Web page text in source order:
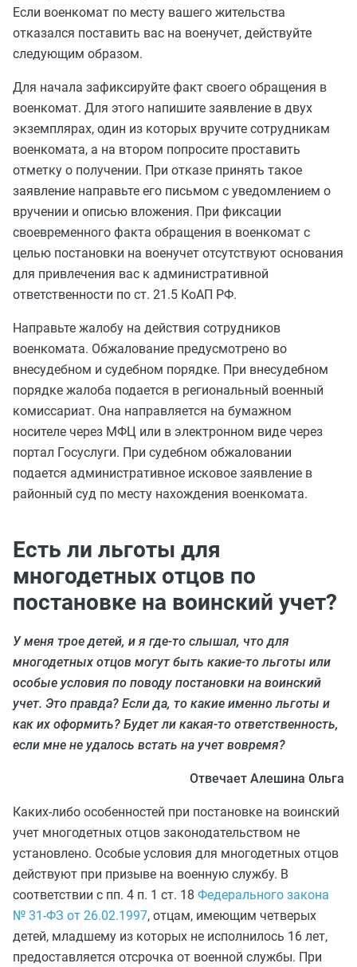
Если военкомат по месту вашего жительства
отказался поставить вас на военучет, действуйте
следующим образом.
Для начала зафиксируйте факт своего обращения в
военкомат. Для этого напишите заявление в двух
экземплярах, один из которых вручите сотрудникам
военкомата, а на втором попросите проставить
отметку о получении. При отказе принять такое
заявление направьте его письмом с уведомлением о
вручении и описью вложения. При фиксации
своевременного факта обращения в военкомат с
целью постановки на военучет отсутствуют основания
для привлечения вас к административной
ответственности по ст. 21.5 КоАП РФ.
Направьте жалобу на действия сотрудников
военкомата. Обжалование предусмотрено во
внесудебном и судебном порядке. При внесудебном
порядке жалоба подается в региональный военный
комиссариат. Она направляется на бумажном
носителе через МФЦ или в электронном виде через
портал Госуслуги. При судебном обжаловании
подается административное исковое заявление в
районный суд по месту нахождения военкомата.
Есть ли льготы для
многодетных отцов по
постановке на воинский учет?
У меня трое детей, и я где-то слышал, что для
многодетных отцов могут быть какие-то льготы или
особые условия по поводу постановки на воинский
учет. Это правда? Если да, то какие именно льготы и
как их оформить? Будет ли какая-то ответственность,
если мне не удалось встать на учет вовремя?
Отвечает Алешина Ольга
Каких-либо особенностей при постановке на воинский
учет многодетных отцов законодательством не
установлено. Особые условия для многодетных отцов
действуют при призыве на военную службу. В
соответствии с пп. 4 п. 1 ст. 18 Федерального закона
№ 31-ФЗ от 26.02.1997, отцам, имеющим четверых
детей, младшему из которых не исполнилось 16 лет,
предоставляется отсрочка от военной службы. При